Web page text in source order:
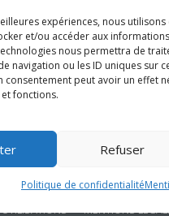
expériences, nous
et/ou accéder aux
nous permettra de
navigation ou les ID uniques sur
consentement peut avoir un effet
fonctions.
Refuser
Politique de confidentialité
Pour les femmes
MENTIONS